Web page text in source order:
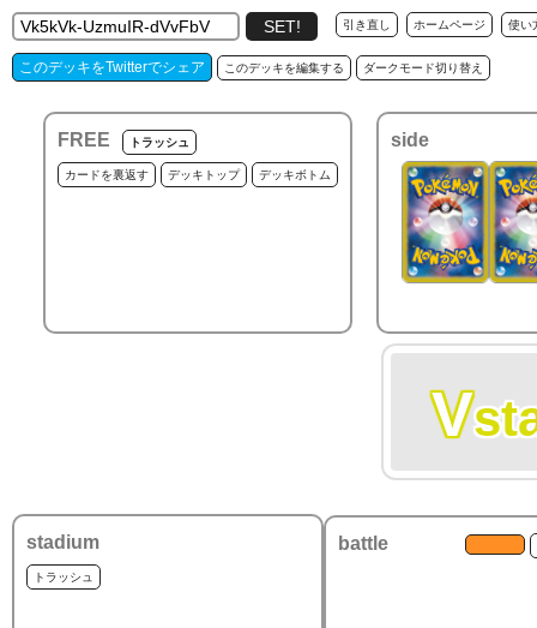
引き直し ホームページ 使い
このデッキをTwitterでシェア このデッキを編集する ダークモード切り替え
FREE トラッシュ
カードを裏返す デッキトップ デッキボトム
side
V
stadium
トラッシュ
battle